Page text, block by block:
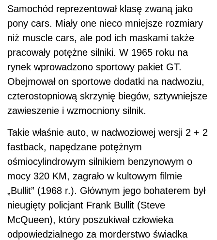
Samochód reprezentował klasę zwaną jako
pony cars. Miały one nieco mniejsze rozmiary
niż muscle cars, ale pod ich maskami także
pracowały potężne silniki. W 1965 roku na
rynek wprowadzono sportowy pakiet GT.
Obejmował on sportowe dodatki na nadwoziu,
czterostopniową skrzynię biegów, sztywniejsze
zawieszenie i wzmocniony silnik.
Takie właśnie auto, w nadwoziowej wersji 2 + 2
fastback, napędzane potężnym
ośmiocylindrowym silnikiem benzynowym o
mocy 320 KM, zagrało w kultowym filmie
„Bullit” (1968 r.). Głównym jego bohaterem był
nieugięty policjant Frank Bullit (Steve
McQueen), który poszukiwał człowieka
odpowiedzialnego za morderstwo świadka